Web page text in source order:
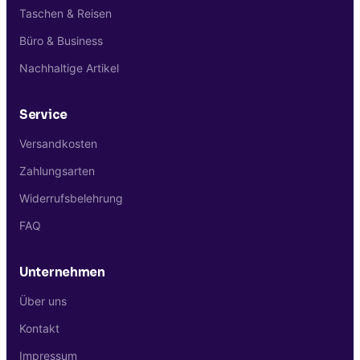
Taschen & Reisen
Büro & Business
Nachhaltige Artikel
Service
Versandkosten
Zahlungsarten
Widerrufsbelehrung
FAQ
Unternehmen
Über uns
Kontakt
Impressum